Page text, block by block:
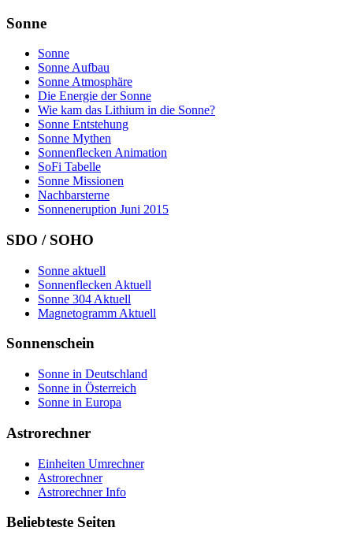
Sonne
Sonne
Sonne Aufbau
Sonne Atmosphäre
Die Energie der Sonne
Wie kam das Lithium in die Sonne?
Sonne Entstehung
Sonne Mythen
Sonnenflecken Animation
SoFi Tabelle
Sonne Missionen
Nachbarsterne
Sonneneruption Juni 2015
SDO / SOHO
Sonne aktuell
Sonnenflecken Aktuell
Sonne 304 Aktuell
Magnetogramm Aktuell
Sonnenschein
Sonne in Deutschland
Sonne in Österreich
Sonne in Europa
Astrorechner
Einheiten Umrechner
Astrorechner
Astrorechner Info
Beliebteste Seiten